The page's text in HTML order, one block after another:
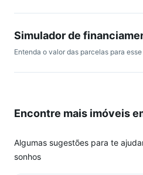
Os preços e informações
As fotos/imagens podem ser
que o mobiliário ou estado do
Simulador de
Entenda o valor das parcelas para
Encontre mais imóveis
Algumas sugestões para te
sonhos